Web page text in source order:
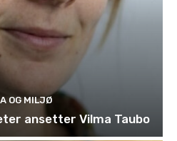
OG MILJØ
ansetter Vilma Taubo